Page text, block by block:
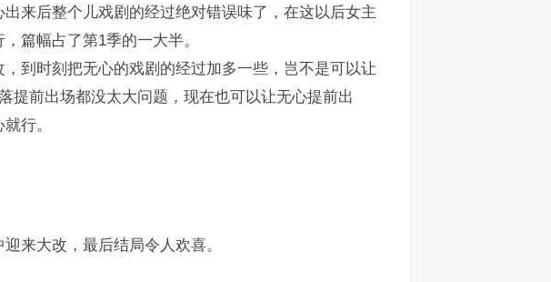
来后整个儿戏剧的经过绝对错误味了，在这以后女主
篇幅占了第1季的一大半。
到时刻把无心的戏剧的经过加多一些，岂不是可以让
提前出场都没太大问题，现在也可以让无心提前出
行。
来大改，最后结局令人欢喜。